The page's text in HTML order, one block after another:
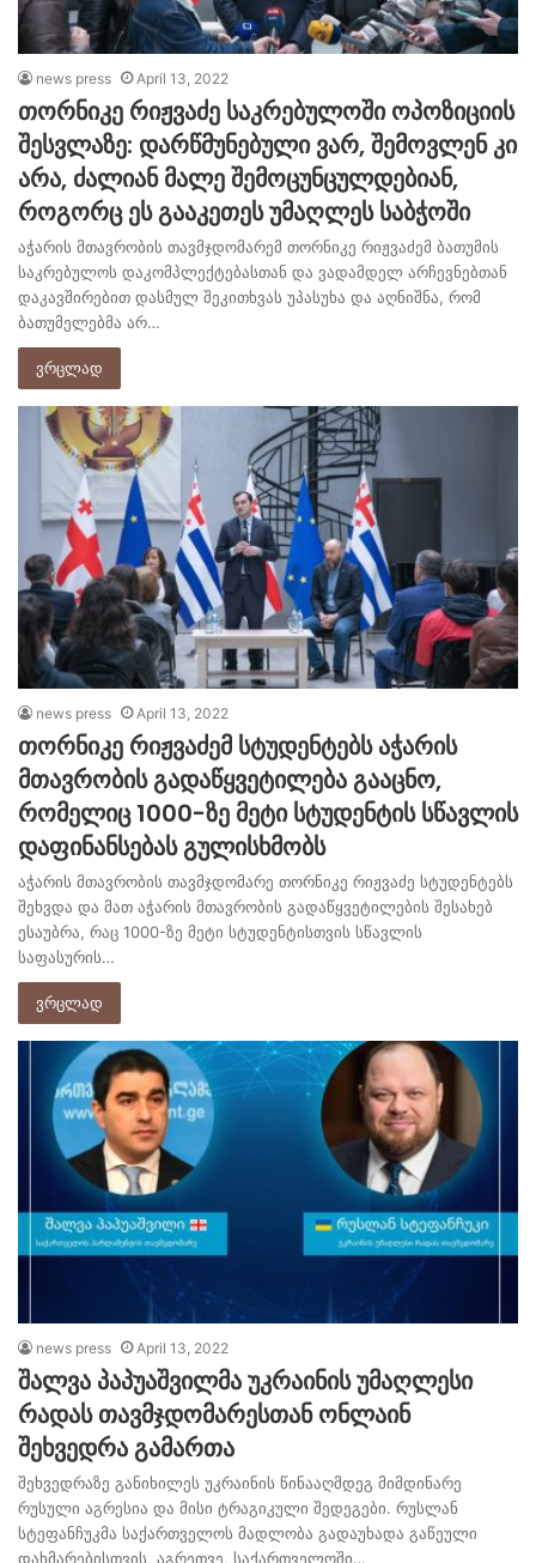
news press April 13, 2022
თორნიკე რიჟვაძე საკრებულოში ოპოზიციის
შესვლაზე: დარწმუნებული ვარ, შემოვლენ კი
არა, ძალიან მალე შემოცუნცულდებიან,
როგორც ეს გააკეთეს უმაღლეს საბჭოში
აჭარის მთავრობის თავმჯდომარემ თორნიკე რიჟვაძემ ბათუმის
საკრებულოს დაკომპლექტებასთან და ვადამდელ არჩევნებთან
დაკავშირებით დასმულ შეკითხვას უპასუხა და აღნიშნა, რომ
ბათუმელებმა არ…
ვრცლად
news press April 13, 2022
თორნიკე რიჟვაძემ სტუდენტებს აჭარის
მთავრობის გადაწყვეტილება გააცნო,
რომელიც 1000-ზე მეტი სტუდენტის სწავლის
დაფინანსებას გულისხმობს
აჭარის მთავრობის თავმჯდომარე თორნიკე რიჟვაძე სტუდენტებს
შეხვდა და მათ აჭარის მთავრობის გადაწყვეტილების შესახებ
ესაუბრა, რაც 1000-ზე მეტი სტუდენტისთვის სწავლის
საფასურის…
ვრცლად
news press April 13, 2022
შალვა პაპუაშვილმა უკრაინის უმაღლესი
რადას თავმჯდომარესთან ონლაინ
შეხვედრა გამართა
შეხვედრაზე განიხილეს უკრაინის წინააღმდეგ მიმდინარე
რუსული აგრესია და მისი ტრაგიკული შედეგები. რუსლან
სტეფანჩუკმა საქართველოს მადლობა გადაუხადა გაწეული
დახმარებისთვის, აგრეთვე, საქართველოში…